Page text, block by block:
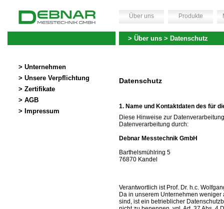
> Über uns > Datenschutz
Über uns Produkte
> Unternehmen
> Unsere Verpflichtung
> Zertifikate
> AGB
> Impressum
Datenschutz
Name und Kontaktdaten des für
Diese Hinweise zur
Datenverarbeitung durch:
Debnar Messtechnik GmbH
Barthelsmühlring 5
76870 Kandel
Verantwortlich ist Prof. Dr. h.c.
Da in unserem Unternehmen
sind, ist ein betrieblicher